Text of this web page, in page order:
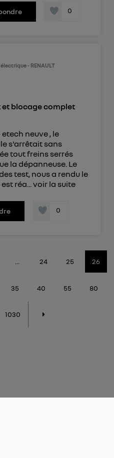
0
- RENAULT
blocage complet
neuve , le
s'arrêtait sans
tout freins serrés
la dépanneuse. Le
test, nous a rendu le
réa...voir la suite
0
24 25 26
35 40 55 80
1030